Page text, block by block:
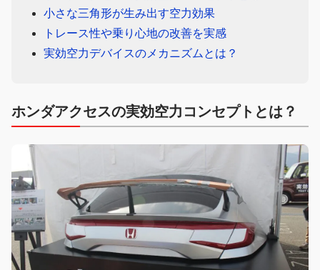
小さな三角形が生み出す空力効果
トレース性や乗り心地の改善を実感
実効空力デバイスのメカニズムとは？
ホンダアクセスの実効空力コンセプトとは？